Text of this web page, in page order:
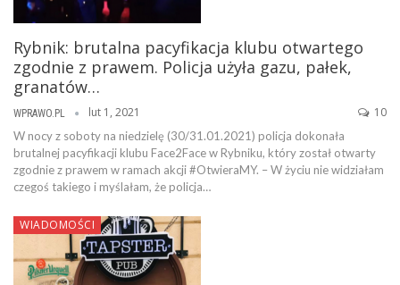
Rybnik: brutalna pacyfikacja klubu otwartego
zgodnie z prawem. Policja użyła gazu, pałek,
granatów…
WPRAWO.PL lut 1, 2021 10
W nocy z soboty na niedzielę (30/31.01.2021) policja dokonała
brutalnej pacyfikacji klubu Face2Face w Rybniku, który został otwarty
zgodnie z prawem w ramach akcji #OtwieraMY. – W życiu nie widziałam
czegoś takiego i myślałam, że policja…
WIADOMOŚCI